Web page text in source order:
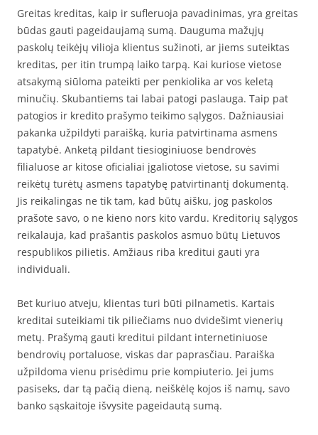
Greitas kreditas, kaip ir sufleruoja pavadinimas, yra greitas
būdas gauti pageidaujamą sumą. Dauguma mažųjų
paskolų teikėjų vilioja klientus sužinoti, ar jiems suteiktas
kreditas, per itin trumpą laiko tarpą. Kai kuriose vietose
atsakymą siūloma pateikti per penkiolika ar vos keletą
minučių. Skubantiems tai labai patogi paslauga. Taip pat
patogios ir kredito prašymo teikimo sąlygos. Dažniausiai
pakanka užpildyti paraišką, kuria patvirtinama asmens
tapatybė. Anketą pildant tiesioginiuose bendrovės
filialuose ar kitose oficialiai įgaliotose vietose, su savimi
reikėtų turėtų asmens tapatybę patvirtinantį dokumentą.
Jis reikalingas ne tik tam, kad būtų aišku, jog paskolos
prašote savo, o ne kieno nors kito vardu. Kreditorių sąlygos
reikalauja, kad prašantis paskolos asmuo būtų Lietuvos
respublikos pilietis. Amžiaus riba kreditui gauti yra
individuali.
Bet kuriuo atveju, klientas turi būti pilnametis. Kartais
kreditai suteikiami tik piliečiams nuo dvidešimt vienerių
metų. Prašymą gauti kreditui pildant internetiniuose
bendrovių portaluose, viskas dar paprasčiau. Paraiška
užpildoma vienu prisėdimu prie kompiuterio. Jei jums
pasiseks, dar tą pačią dieną, neiškėlę kojos iš namų, savo
banko sąskaitoje išvysite pageidautą sumą.